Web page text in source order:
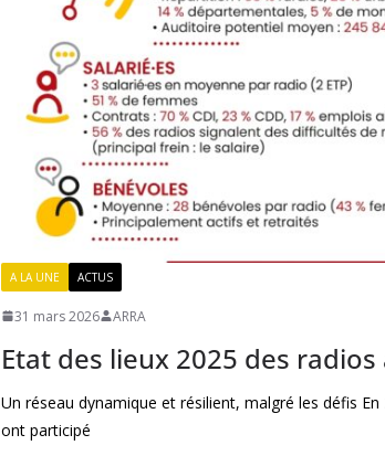
A LA UNE ACTUS
31 mars 2026 ARRA
Etat des lieux 2025 des
Un réseau dynamique et résilient, malgré les défis
ont participé